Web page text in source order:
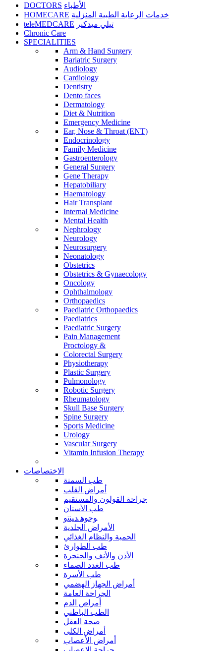
DOCTORS الأطباء
HOMECARE خدمات الرعاية الطبية المنزلية
teleMEDCARE تيلي ميدكير
Chronic Care
SPECIALITIES
Arm & Hand Surgery
Bariatric Surgery
Audiology
Cardiology
Dentistry
Dento faces
Dermatology
Diet & Nutrition
Emergency Medicine
Ear, Nose & Throat (ENT)
Endocrinology
Family Medicine
Gastroenterology
General Surgery
Gene Therapy
Hepatobiliary
Haematology
Hair Transplant
Internal Medicine
Mental Health
Nephrology
Neurology
Neurosurgery
Neonatology
Obstetrics
Obstetrics & Gynaecology
Oncology
Ophthalmology
Orthopaedics
Paediatric Orthopaedics
Paediatrics
Paediatric Surgery
Pain Management
Proctology &
Colorectal Surgery
Physiotherapy
Plastic Surgery
Pulmonology
Robotic Surgery
Rheumatology
Skull Base Surgery
Spine Surgery
Sports Medicine
Urology
Vascular Surgery
Vitamin Infusion Therapy
الاختصاصات
طب السمنة
أمراض القلب
جراحة القولون والمستقيم
طب الأسنان
ﻮﺟﻮﻫ ﺪﻴﻨﺗﻭ
الأمراض الجلدية
الحمية والنظام الغذائي
طب الطوارئ
الأذن والأنف والحنجرة
طب الغدد الصماء
طب الأسرة
أمراض الجهاز الهضمي
الجراحة العامة
أمراض الدم
الطب الباطني
صحة العقل
أمراض الكلى
أمراض الأعصاب